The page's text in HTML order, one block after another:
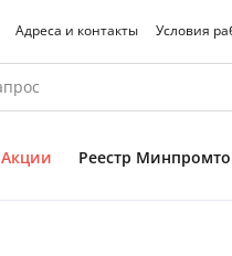
Адреса и контакты Условия
Акции Реестр